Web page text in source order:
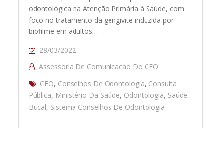
odontológica na Atenção Primária à Saúde, com
foco no tratamento da gengivite induzida por
biofilme em adultos…
28/03/2022
Assessoria De Comunicacao Do CFO
CFO, Conselhos De Odontologia, Consulta
Pública, Ministério Da Saúde, Odontologia, Saúde
Bucal, Sistema Conselhos De Odontologia